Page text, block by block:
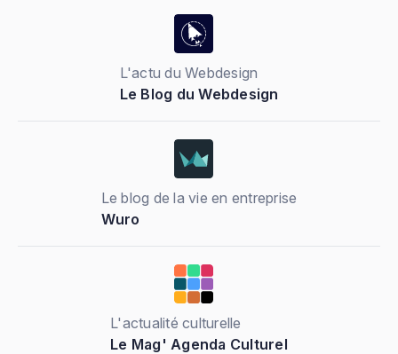
L'actu du Webdesign
Le Blog du Webdesign
Le blog de la vie en entreprise
Wuro
L'actualité culturelle
Le Mag' Agenda Culturel